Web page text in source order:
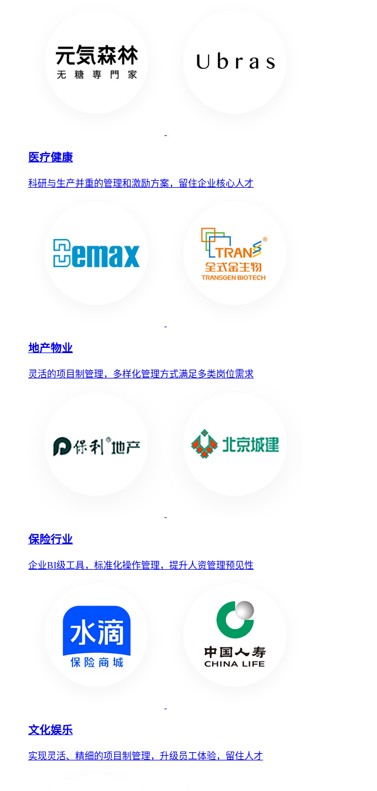
医疗健康
科研与生产并重的管理和激励方案，留住企业核心人才
地产物业
灵活的项目制管理，多样化管理方式满足多类岗位需求
保险行业
企业BI级工具，标准化操作管理，提升人资管理预见性
文化娱乐
实现灵活、精细的项目制管理，升级员工体验，留住人才